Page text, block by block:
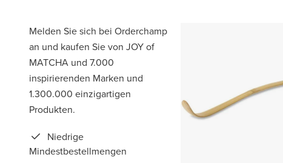
Melden Sie sich bei Orderchamp
an und kaufen Sie von JOY of
MATCHA und 7.000
inspirierenden Marken und
1.300.000 einzigartigen
Produkten.
Niedrige
Mindestbestellmengen